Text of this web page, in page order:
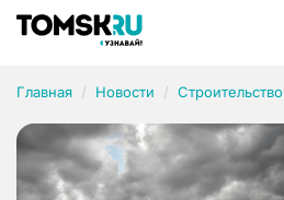
Главная Новости Строительство